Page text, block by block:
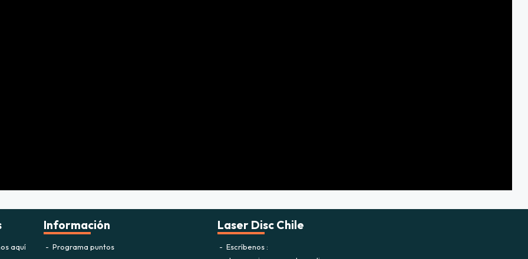
aquí
Información
Programa puntos
Laser Disc Chile
Escríbenos